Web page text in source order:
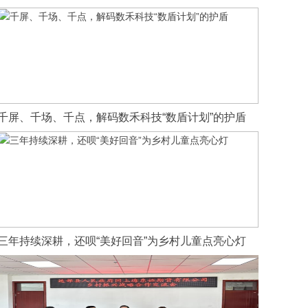
屏、千场、千点，解码数禾科技“数盾计划”的护盾
年持续深耕，还呗“美好回音”为乡村儿童点亮心灯